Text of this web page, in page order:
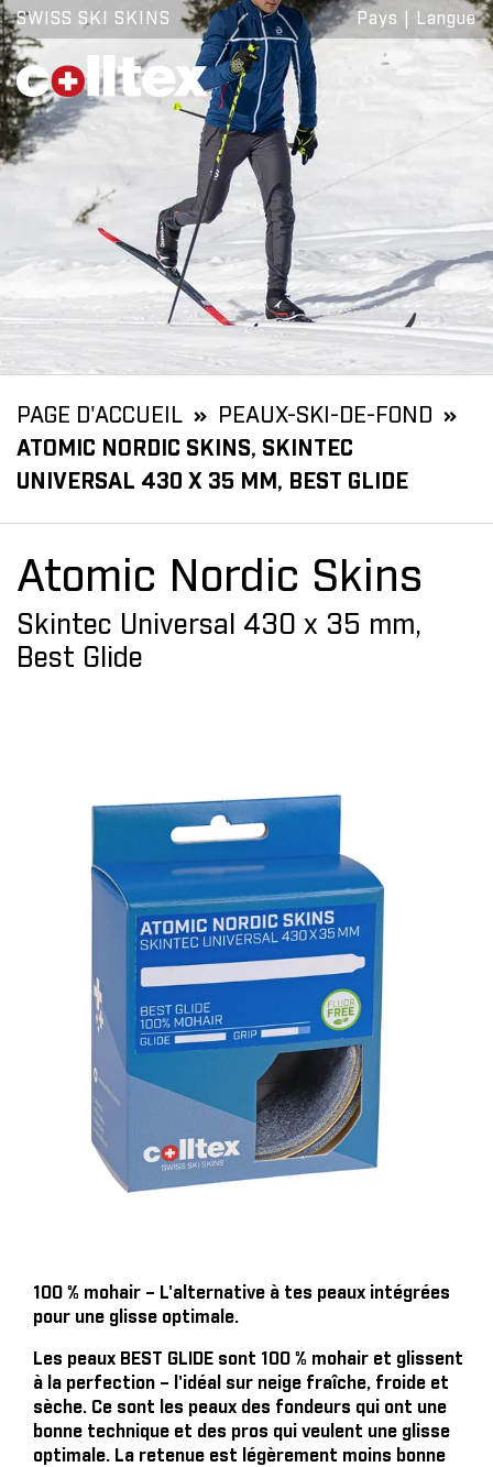
SWISS SKI SKINS Pays Langue
PAGE D'ACCUEIL
PEAUX-SKI-DE-FOND
ATOMIC NORDIC SKINS, SKINTEC
UNIVERSAL 430 X 35 MM, BEST GLIDE
Atomic Nordic Skins
Skintec Universal 430 x 35 mm,
Best Glide
100 % mohair – L'alternative à tes peaux intégrées
pour une glisse optimale.
Les peaux BEST GLIDE sont 100 % mohair et glissent
à la perfection – l'idéal sur neige fraîche, froide et
sèche. Ce sont les peaux des fondeurs qui ont une
bonne technique et des pros qui veulent une glisse
optimale. La retenue est légèrement moins bonne